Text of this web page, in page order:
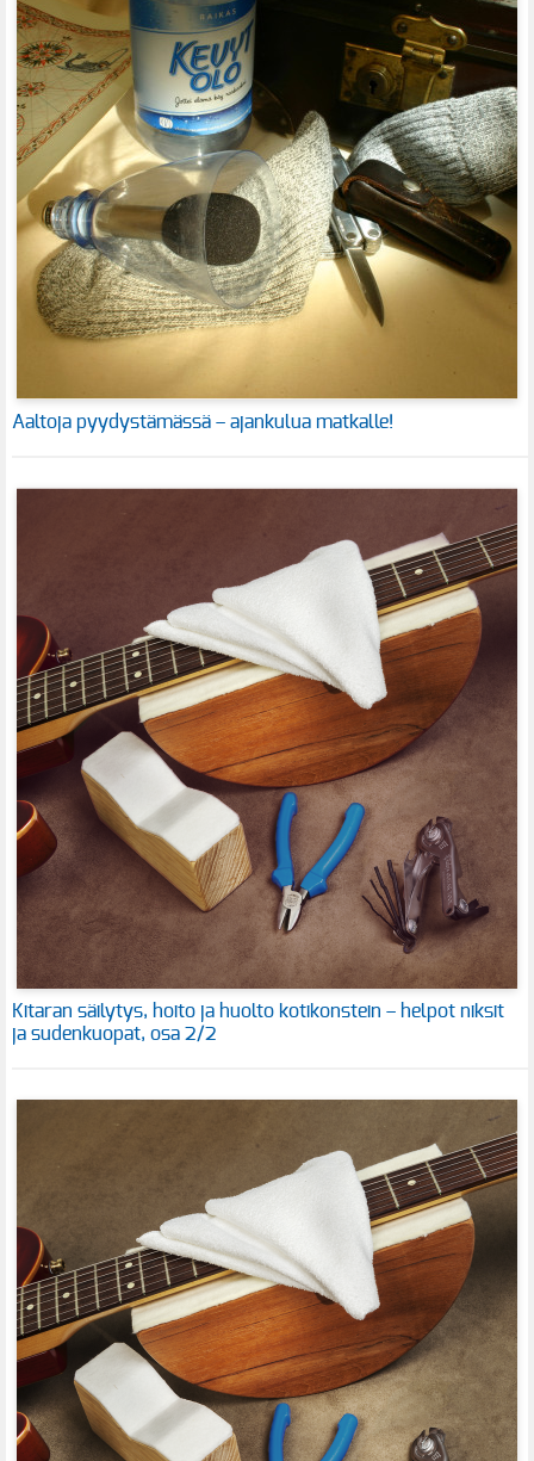
Aaltoja pyydystämässä – ajankulua matkalle!
Kitaran säilytys, hoito ja huolto kotikonstein – helpot niksit
ja sudenkuopat, osa 2/2